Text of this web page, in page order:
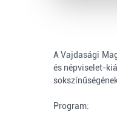
A Vajdasági
és népviselet-
Program: